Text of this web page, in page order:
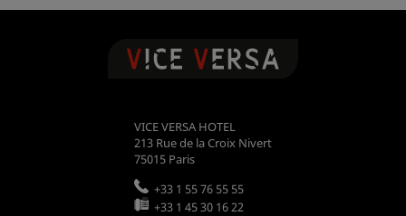
VICE VERSA HOTEL
213 Rue de la Croix Nivert
75015 Paris
+33 1 55 76 55 55
+33 1 45 30 16 22